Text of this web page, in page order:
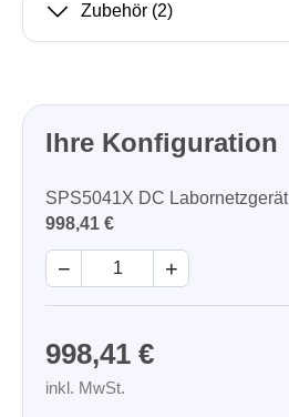
Zubehör (2)
Ihre Konfiguration
SPS5041X DC Labornetzgerät
998,41 €
− +
998,41 €
inkl. MwSt.